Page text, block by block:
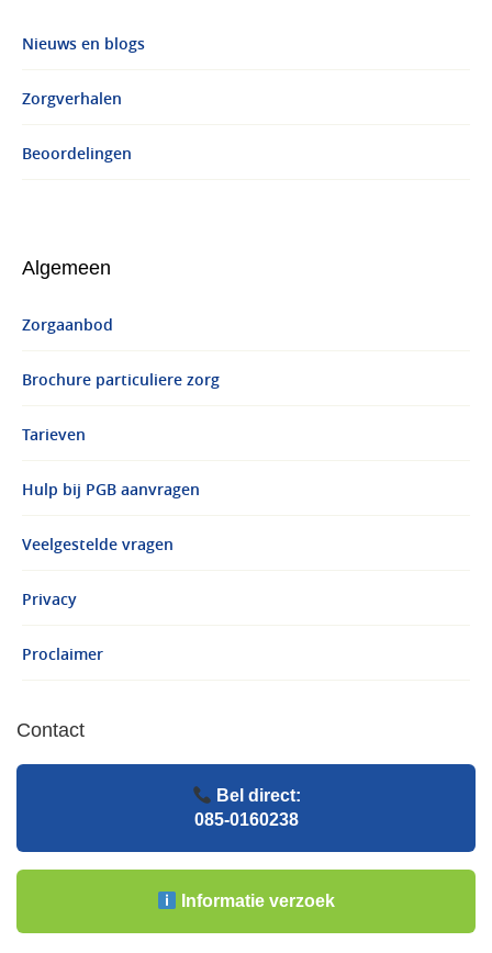
Nieuws en blogs
Zorgverhalen
Beoordelingen
Algemeen
Zorgaanbod
Brochure particuliere zorg
Tarieven
Hulp bij PGB aanvragen
Veelgestelde vragen
Privacy
Proclaimer
Contact
Bel direct:
085-0160238
Informatie verzoek